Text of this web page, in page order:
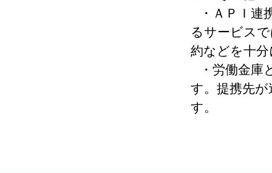
・ＡＰＩ
るサービス
約などを十
・労働金
す。提携先
す。